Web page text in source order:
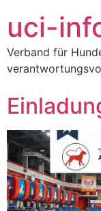
uci-
Verband für